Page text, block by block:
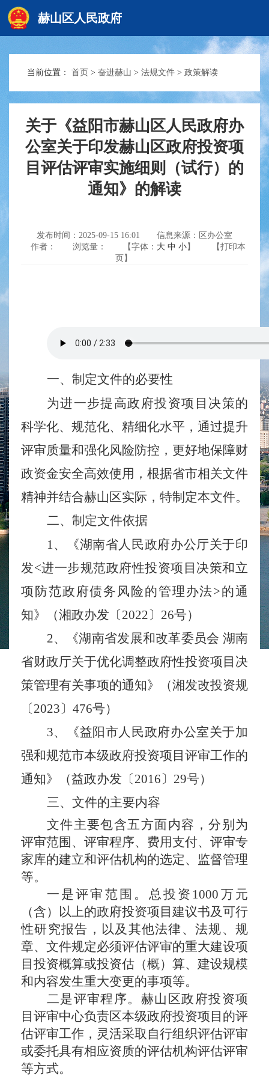
赫山区人民政府
赫山首页
政务要闻
信息公开
当前位置： 首页 > 奋进赫山 > 法规文件 > 政策解读
关于《益阳市赫山区人民政府办
公室关于印发赫山区政府投资项
目评估评审实施细则（试行）的
通知》的解读
发布时间：2025-09-15 16:01
信息来源：区办公室
作者：
浏览量： 【字体： 大 中 小】
【打印本
页】
一、制定文件的必要性
为进一步提高政府投资项目决策的
科学化、规范化、精细化水平，通过提升
评审质量和强化风险防控，更好地保障财
政资金安全高效使用，根据省市相关文件
精神并结合赫山区实际，特制定本文件。
二、制定文件依据
1、《湖南省人民政府办公厅关于印
发<进一步规范政府性投资项目决策和立
项防范政府债务风险的管理办法>的通
知》（湘政办发〔2022〕26号）
2、《湖南省发展和改革委员会 湖南
省财政厅关于优化调整政府性投资项目决
策管理有关事项的通知》（湘发改投资规
〔2023〕476号）
3、《益阳市人民政府办公室关于加
强和规范市本级政府投资项目评审工作的
通知》（益政办发〔2016〕29号）
三、文件的主要内容
文件主要包含五方面内容，分别为
评审范围、评审程序、费用支付、评审专
家库的建立和评估机构的选定、监督管理
等。
一是评审范围。总投资 1000万元
（含）以上的政府投资项目建议书及可行
性研究报告，以及其他法律、法规、规
章、文件规定必须评估评审的重大建设项
目投资概算或投资估（概）算、建设规模
和内容发生重大变更的事项等。
二是评审程序。赫山区政府投资项
目评审中心负责区本级政府投资项目的评
估评审工作，灵活采取自行组织评估评审
或委托具有相应资质的评估机构评估评审
等方式。